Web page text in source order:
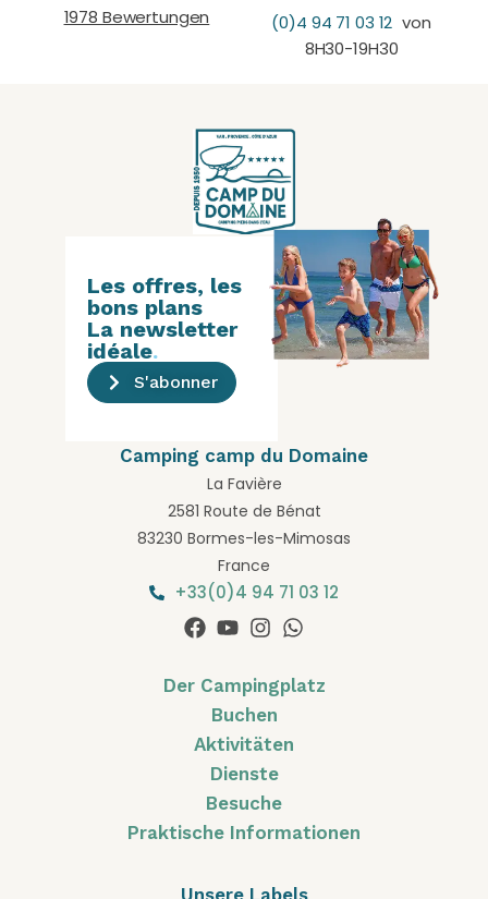
1978 Bewertungen (0)4 94 71 03 12 von
8H30-19H30
Camping camp du Domaine
La Favière
2581 Route de Bénat
83230 Bormes-les-Mimosas
France
+33(0)4 94 71 03 12
Les offres, les
bons plans
La newsletter
idéale.
S'abonner
Der Campingplatz
Buchen
Aktivitäten
Dienste
Besuche
Praktische Informationen